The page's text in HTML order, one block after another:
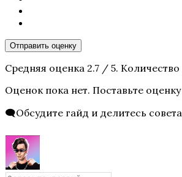
Te Amo. Том 2
Отправить оценку
Средняя оценка 2.7 / 5.
Оценок пока нет. Поставьте
🗨️Обсудите гайд и делитесь